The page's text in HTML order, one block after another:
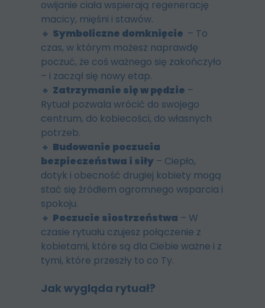
owijanie ciała wspierają regenerację
macicy, mięśni i stawów.
🔸 Symboliczne domknięcie – To
czas, w którym możesz naprawdę
poczuć, że coś ważnego się zakończyło
– i zaczął się nowy etap.
🔸 Zatrzymanie się w pędzie –
Rytuał pozwala wrócić do swojego
centrum, do kobiecości, do własnych
potrzeb.
🔸 Budowanie poczucia
bezpieczeństwa i siły – Ciepło,
dotyk i obecność drugiej kobiety mogą
stać się źródłem ogromnego wsparcia i
spokoju.
🔸 Poczucie siostrzeństwa – W
czasie rytuału czujesz połączenie z
kobietami, które są dla Ciebie ważne i z
tymi, które przeszły to co Ty.
Jak wygląda rytuał?